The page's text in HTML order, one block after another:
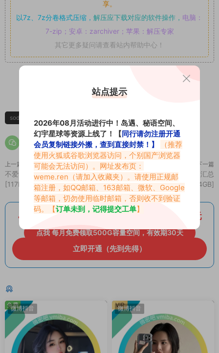
享。
以7z、7z分卷格式压缩， 解压应下载对应的软件操作， 电脑：
7-zip；安卓：zarchiver；苹果：解压专家
其它更多疑问请查看站内帮助中心！
1 0
soda野
上一篇
不爱笑的赛琳微博精选无杂合集
[117P-15V 205.77 MB]
下一篇
SNH48团体部分定妆照汇总
[1107P 20.24GB]
百度网盘内部特批：SVIP会员直降最低100元
点我 每月免费领取500G容量空间，有效期30天
立即开通（先到先得）
微博抖音
免费 微博抖音
VIP
站点提示
2026年08月活动进行中！岛遇、秘语空间、
幻宇星球等资源上线了！【同行请勿注册开通
会员复制链接外搬，查到直接封禁！】
（推荐
使用火狐或谷歌浏览器访问，个别国产浏览器
可能会无法访问）。网址发布页：
weme.ren （请加入收藏夹）。请使用正规邮
箱注册，如QQ邮箱、163邮箱、微软、Google
等邮箱，切勿使用临时邮箱，否则收不到验证
码。【订单未到，记得提交工单】